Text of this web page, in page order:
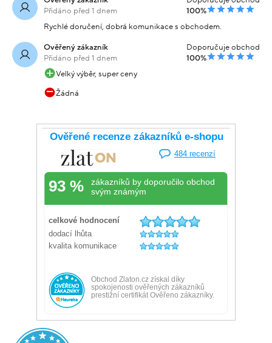
Přidáno před 1 dnem
100%
Rychlé doručení, dobrá komunikace s obchodem.
Ověřený zákazník
Přidáno před 1 dnem
Doporučuje obchod
100%
Velký výběr, super ceny
Žádná